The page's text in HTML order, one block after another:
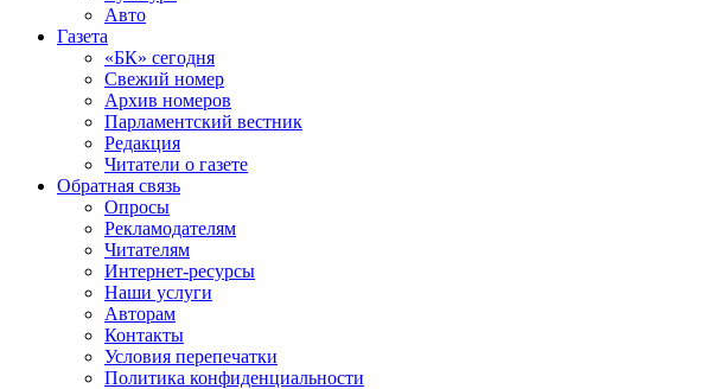
Авто
Газета
«БК» сегодня
Свежий номер
Архив номеров
Парламентский вестник
Редакция
Читатели о газете
Обратная связь
Опросы
Рекламодателям
Читателям
Интернет-ресурсы
Наши услуги
Авторам
Контакты
Условия перепечатки
Политика конфиденциальности